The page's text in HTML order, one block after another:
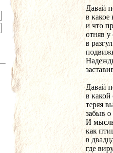
Давай
в
и что
отняв
в
Давай
в
теряя
забыв
И
как
в
где